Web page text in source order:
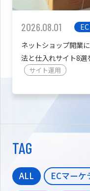
カ
2026.08.01
ネットショップ開業
法と仕入れサイト8選
サイト運用
TAG
ALL ECマーケ